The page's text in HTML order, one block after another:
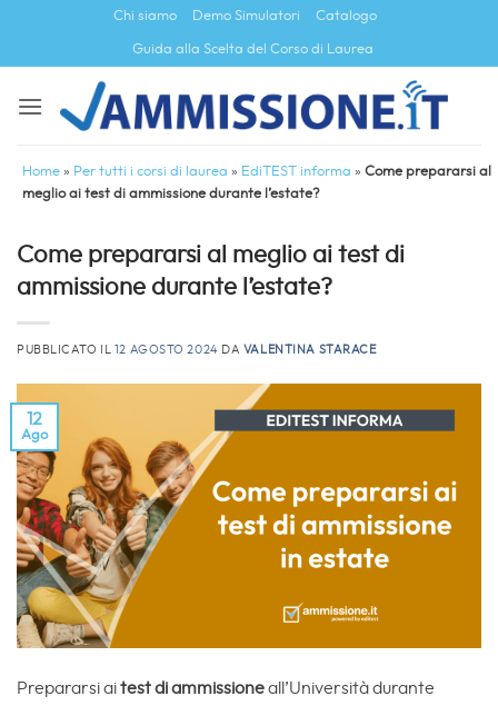
contenuti
Chi siamo Demo Simulatori Catalogo
Guida alla Scelta del Corso di Laurea
Home » Per tutti i corsi di laurea » EdiTEST informa » Come prepararsi al
meglio ai test di ammissione durante l’estate?
Come prepararsi al meglio ai test di
ammissione durante l’estate?
PUBBLICATO IL 12 AGOSTO 2024 DA VALENTINA STARACE
12
Ago
Prepararsi aitest di ammissioneall’Università durante